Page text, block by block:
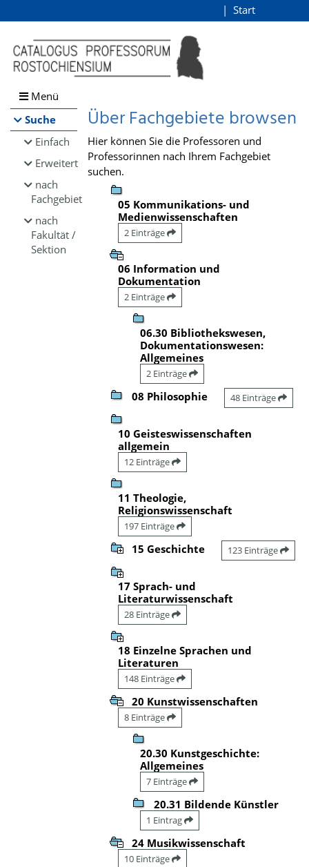
Browsen
direkt zum Inhalt
Start
Menü
Suche
Einfach
Erweitert
nach
Fachgebiet
nach
Fakultät /
Sektion
Über Fachgebiete browsen
Hier können Sie die Professoren und
Professorinnen nach Ihrem Fachgebiet
suchen.
05 Kommunikations- und
Medienwissenschaften
2 Einträge
06 Information und
Dokumentation
2 Einträge
06.30 Bibliothekswesen,
Dokumentationswesen:
Allgemeines
2 Einträge
08 Philosophie 48 Einträge
10 Geisteswissenschaften
allgemein
12 Einträge
11 Theologie,
Religionswissenschaft
197 Einträge
15 Geschichte 123 Einträge
17 Sprach- und
Literaturwissenschaft
28 Einträge
18 Einzelne Sprachen und
Literaturen
148 Einträge
20 Kunstwissenschaften
8 Einträge
20.30 Kunstgeschichte:
Allgemeines
7 Einträge
20.31 Bildende Künstler
1 Eintrag
24 Musikwissenschaft
10 Einträge